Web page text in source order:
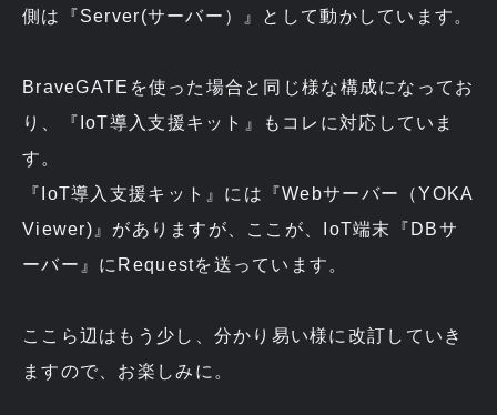
側は『Server(サーバー）』として動かしています。
BraveGATEを使った場合と同じ様な構成になってお
り、『IoT導入支援キット』もコレに対応していま
す。
『IoT導入支援キット』には『Webサーバー（YOKA
Viewer)』がありますが、ここが、IoT端末『DBサ
ーバー』にRequestを送っています。
ここら辺はもう少し、分かり易い様に改訂していき
ますので、お楽しみに。